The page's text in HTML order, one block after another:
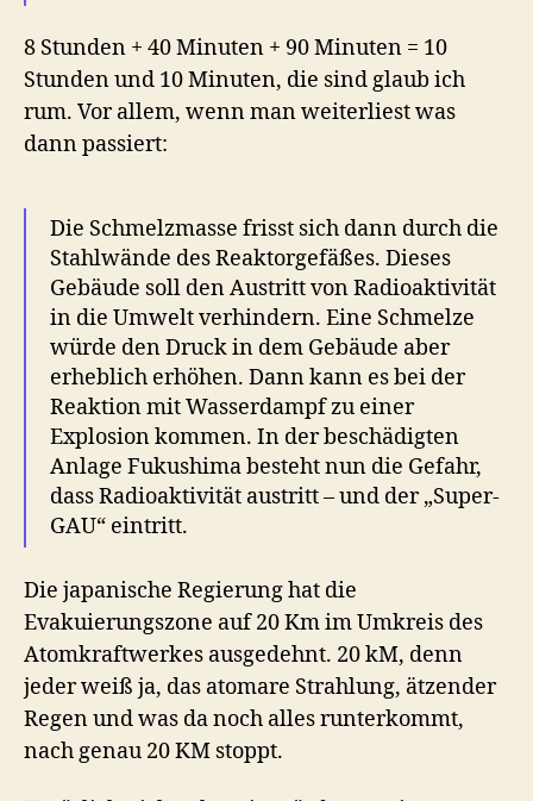
8 Stunden + 40 Minuten + 90 Minuten = 10
Stunden und 10 Minuten, die sind glaub ich
rum. Vor allem, wenn man weiterliest was
dann passiert:
Die Schmelzmasse frisst sich dann durch die
Stahlwände des Reaktorgefäßes. Dieses
Gebäude soll den Austritt von Radioaktivität
in die Umwelt verhindern. Eine Schmelze
würde den Druck in dem Gebäude aber
erheblich erhöhen. Dann kann es bei der
Reaktion mit Wasserdampf zu einer
Explosion kommen. In der beschädigten
Anlage Fukushima besteht nun die Gefahr,
dass Radioaktivität austritt – und der „Super-
GAU“ eintritt.
Die japanische Regierung hat die
Evakuierungszone auf 20 Km im Umkreis des
Atomkraftwerkes ausgedehnt. 20 kM, denn
jeder weiß ja, das atomare Strahlung, ätzender
Regen und was da noch alles runterkommt,
nach genau 20 KM stoppt.